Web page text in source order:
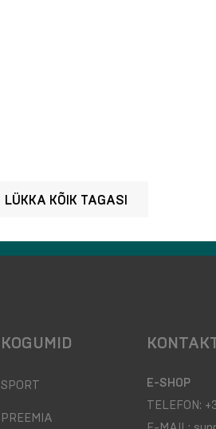
KIIRTARNE
KOGUMID
SPORT
PREEMIA
E-SHOP
TELEFON:
LÜKKA KÕIK TAGASI